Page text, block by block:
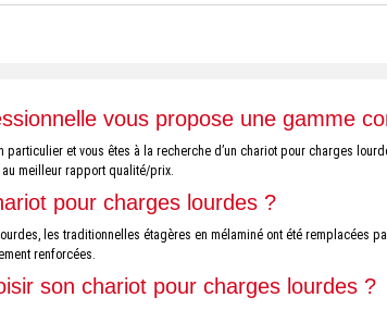
vous propose une gamme
particulier et vous êtes à la recherche d’un chariot pour charges
meilleur rapport qualité/prix.
pour charges lourdes ?
les traditionnelles étagères en mélaminé ont été remplacées
renforcées.
son chariot pour charges lourdes ?